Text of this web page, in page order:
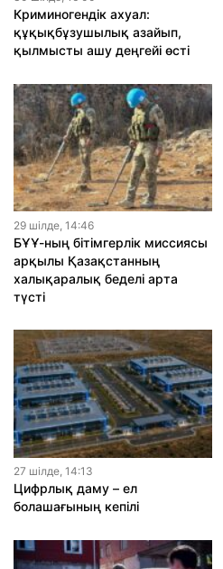
Криминогендік ахуал:
құқықбұзушылық азайып,
қылмысты ашу деңгейі өсті
29 шiлде, 14:46
БҰҰ-ның бітімгерлік миссиясы
арқылы Қазақстанның
халықаралық беделі арта
түсті
27 шiлде, 14:13
Цифрлық даму – ел
болашағының кепілі